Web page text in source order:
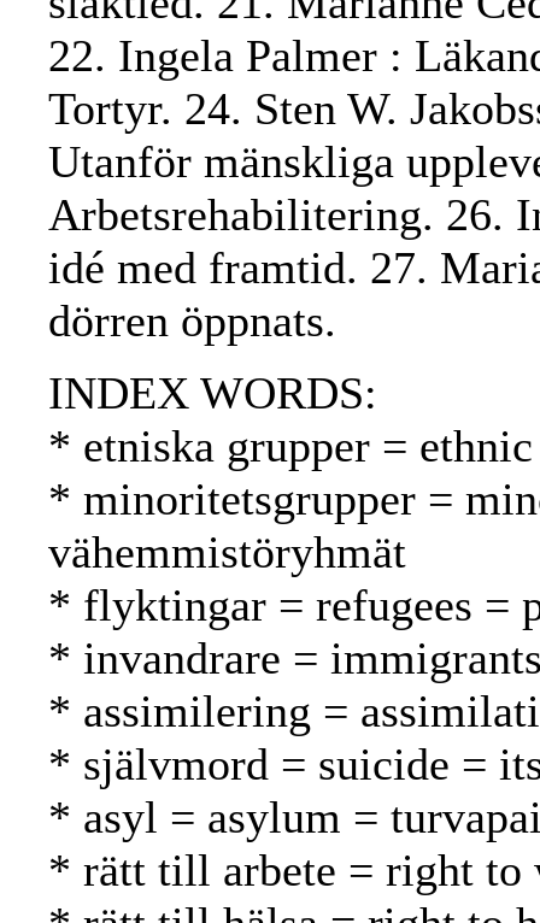
22. Ingela Palmer :
Tortyr. 24. Sten W.
Utanför mänskliga
Arbetsrehabilitering. 26.
idé med framtid. 27.
dörren öppnats.
INDEX WORDS:
* etniska grupper =
* minoritetsgrupper =
vähemmistöryhmät
* flyktingar = refugees =
* invandrare =
* assimilering =
* självmord = suicide =
* asyl = asylum =
* rätt till arbete = right to